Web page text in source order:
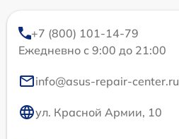
+7 (800) 101-14-79
Ежедневно с 9:00 до 21:00
info@asus-repair-center.ru
ул. Красной Армии, 10